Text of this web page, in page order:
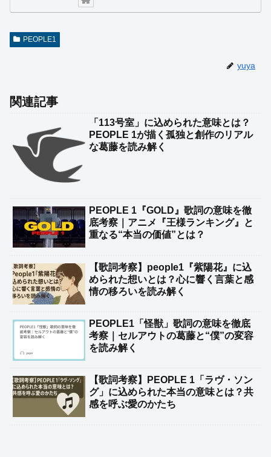
PEOPLE1
yuya
関連記事
「113号室」に込められた意味とは？
PEOPLE 1が描く孤独と創作のリアル
な葛藤を読み解く
PEOPLE 1『GOLD』歌詞の意味を徹
底考察｜アニメ『王様ランキング』と
重なる“本当の価値”とは？
【歌詞考察】people1『紫陽花』に込
められた想いとは？心に響く言葉と感
情の移ろいを読み解く
PEOPLE1「怪獣」歌詞の意味を徹底
考察｜セルアウトの葛藤と“僕”の変容
を読み解く
【歌詞考察】PEOPLE 1「ラヴ・ソン
グ」に込められた本当の意味とは？共
感を呼ぶ愛のかたち